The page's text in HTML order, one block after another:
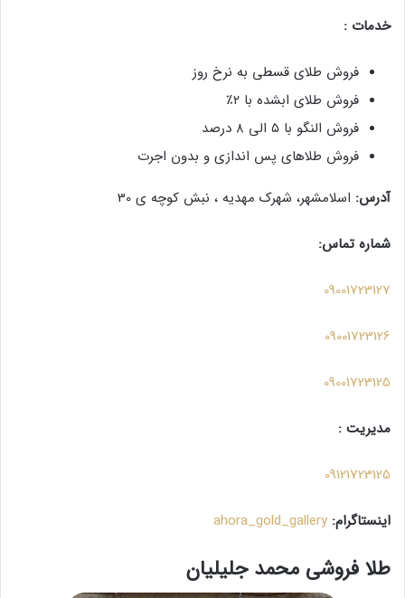
خدمات :
فروش طلای قسطی به نرخ روز
فروش طلای ابشده با ۲٪
فروش النگو با ۵ الی ۸ درصد
فروش طلاهای پس اندازی و بدون اجرت
آدرس: اسلامشهر، شهرک مهدیه ، نبش کوچه ی 30
شماره تماس:
09001723127
09001723126
09001723125
مدیریت :
09121723125
اینستاگرام:
طلا فروشی محمد جلیلیان